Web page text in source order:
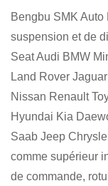
Bengbu SMK
suspension et de
Seat Audi BMW
Land Rover
Nissan Renault
Hyundai Kia
Saab Jeep
comme supérieur
de commande,